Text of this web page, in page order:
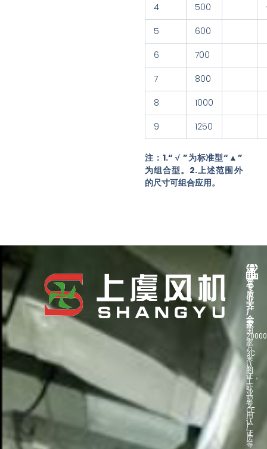
4
500
5
600
6
700
7
800
8
1000
9
1250
注：1.“ √ ”为标准型“▲”
为组合型。2.上述范围外
的尺寸可组合应用。
资
质
齐
全
国
家
3C
认
证，
欧
盟
CE
认
证
等
专
业
厂
家
方
米
的
工
业
专
用
厂
房